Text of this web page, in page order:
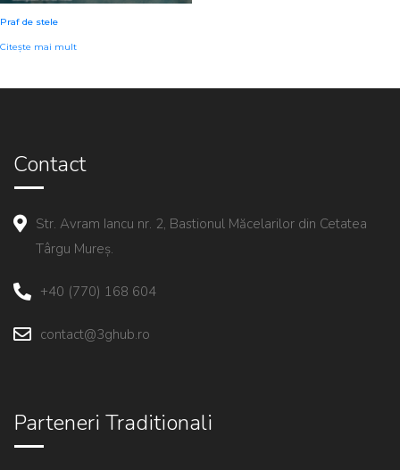
Praf de stele
Citește mai mult
Contact
Str. Avram Iancu nr. 2, Bastionul Măcelarilor din Cetatea
Târgu Mureș.
+40 (770) 168 604
contact@3ghub.ro
Parteneri Traditionali